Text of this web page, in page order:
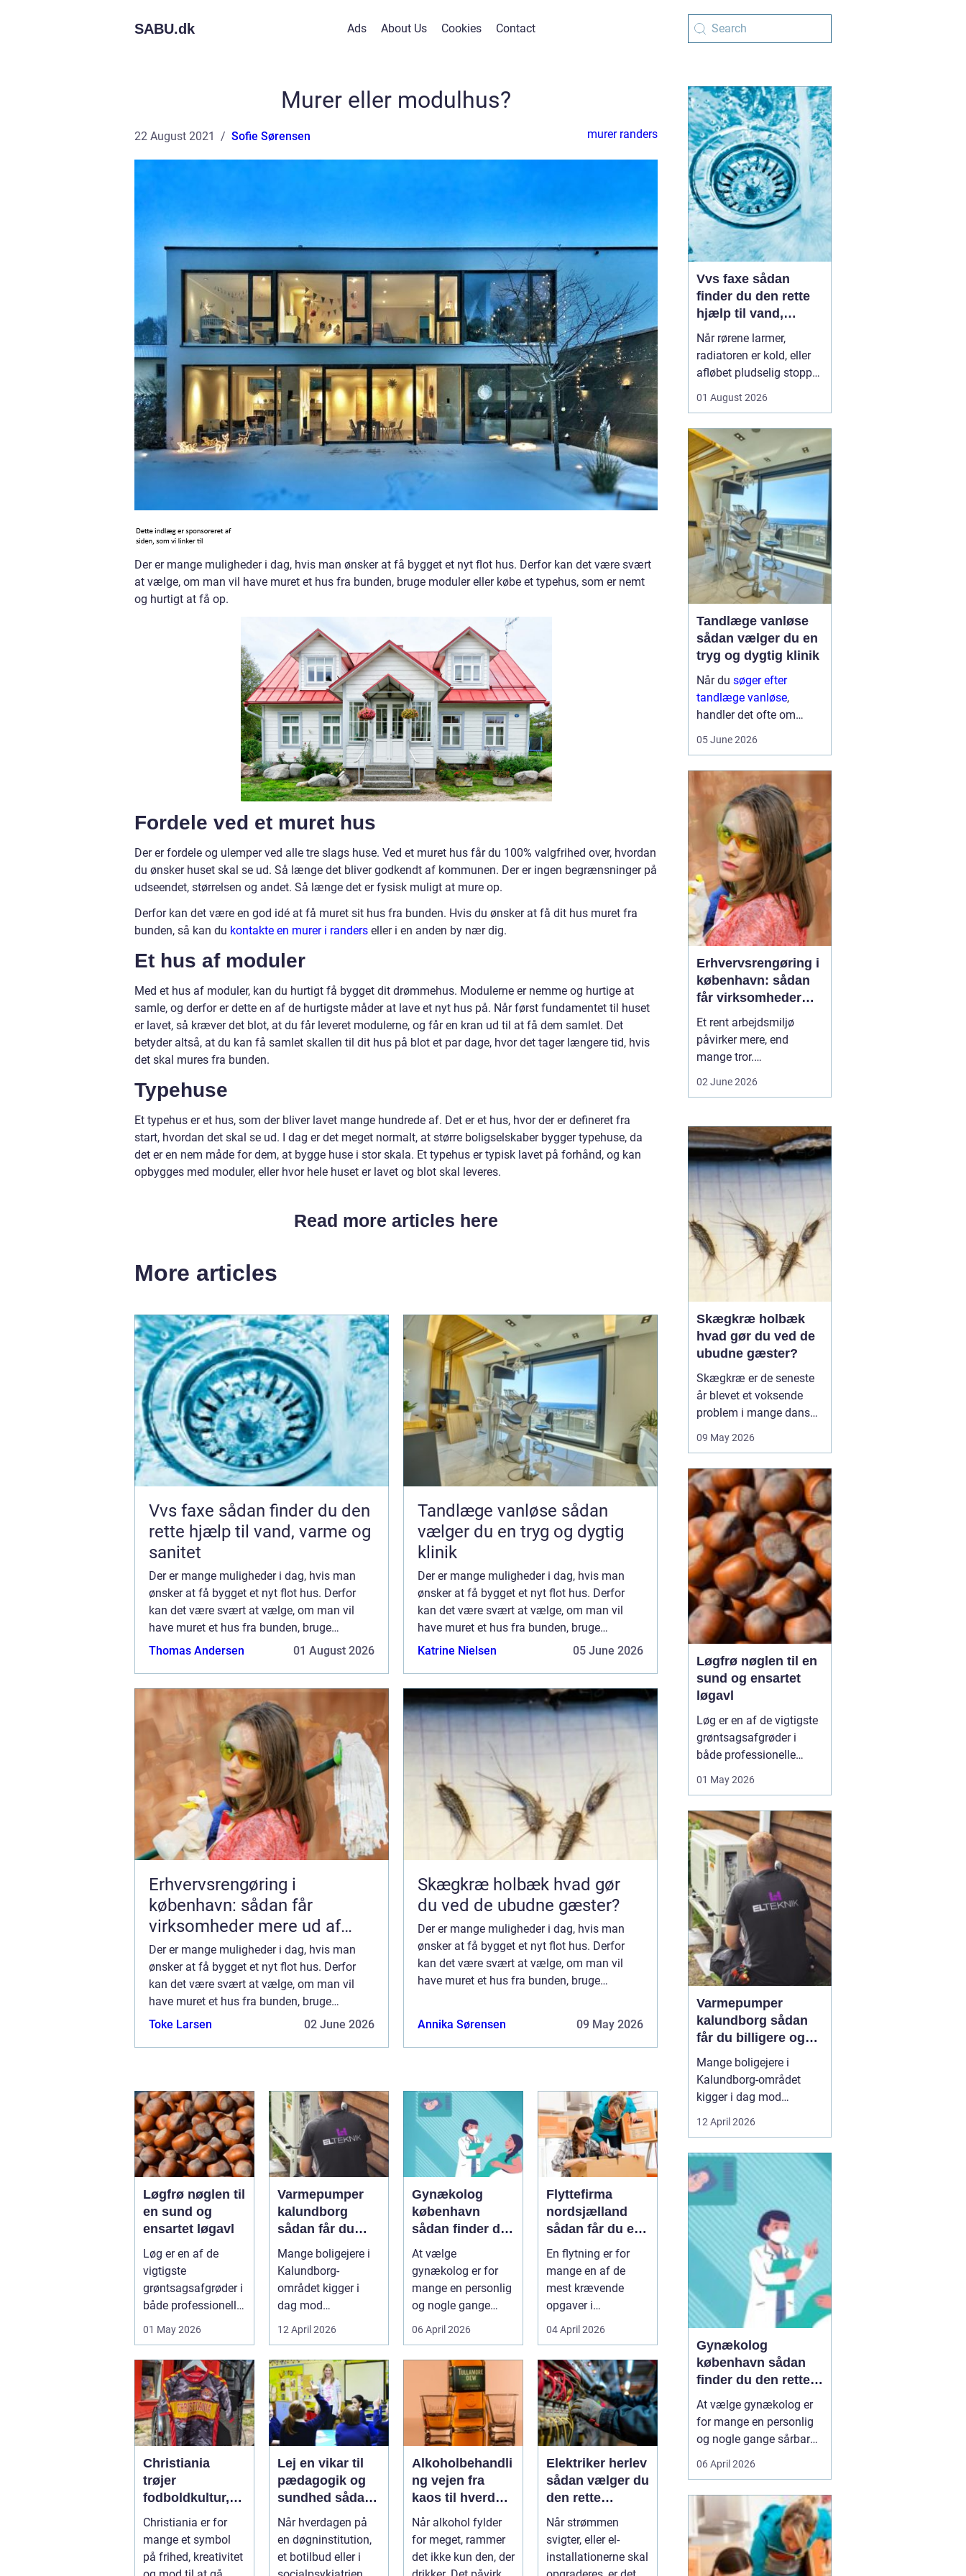
SABU.dk Ads About Us Cookies Contact
Murer eller modulhus?
22 August 2021 Sofie Sørensen murer randers
Der er mange muligheder i dag, hvis man ønsker at få bygget et nyt flot hus. Derfor kan det være svært
at vælge, om man vil have muret et hus fra bunden, bruge moduler eller købe et typehus, som er nemt
og hurtigt at få op.
Fordele ved et muret hus
Der er fordele og ulemper ved alle tre slags huse. Ved et muret hus får du 100% valgfrihed over, hvordan
du ønsker huset skal se ud. Så længe det bliver godkendt af kommunen. Der er ingen begrænsninger på
udseendet, størrelsen og andet. Så længe det er fysisk muligt at mure op.
Derfor kan det være en god idé at få muret sit hus fra bunden. Hvis du ønsker at få dit hus muret fra
bunden, så kan du kontakte en murer i randers eller i en anden by nær dig.
Et hus af moduler
Med et hus af moduler, kan du hurtigt få bygget dit drømmehus. Modulerne er nemme og hurtige at
samle, og derfor er dette en af de hurtigste måder at lave et nyt hus på. Når først fundamentet til huset
er lavet, så kræver det blot, at du får leveret modulerne, og får en kran ud til at få dem samlet. Det
betyder altså, at du kan få samlet skallen til dit hus på blot et par dage, hvor det tager længere tid, hvis
det skal mures fra bunden.
Typehuse
Et typehus er et hus, som der bliver lavet mange hundrede af. Det er et hus, hvor der er defineret fra
start, hvordan det skal se ud. I dag er det meget normalt, at større boligselskaber bygger typehuse, da
det er en nem måde for dem, at bygge huse i stor skala. Et typehus er typisk lavet på forhånd, og kan
opbygges med moduler, eller hvor hele huset er lavet og blot skal leveres.
Read more articles here
More articles
Vvs faxe sådan finder du den
rette hjælp til vand, varme og
sanitet
Der er mange muligheder i dag, hvis man
ønsker at få bygget et nyt flot hus. Derfor
kan det være svært at vælge, om man vil
have muret et hus fra bunden, bruge
moduler eller købe et typehus, som er nemt
Thomas Andersen 01 August 2026
Tandlæge vanløse sådan
vælger du en tryg og dygtig
klinik
Der er mange muligheder i dag, hvis man
ønsker at få bygget et nyt flot hus. Derfor
kan det være svært at vælge, om man vil
have muret et hus fra bunden, bruge
moduler eller købe et typehus, som er nemt
Katrine Nielsen 05 June 2026
Erhvervsrengøring i
københavn: sådan får
virksomheder mere ud af
hverdagen
Der er mange muligheder i dag, hvis man
ønsker at få bygget et nyt flot hus. Derfor
kan det være svært at vælge, om man vil
have muret et hus fra bunden, bruge
moduler eller købe et typehus, som er nemt
Toke Larsen 02 June 2026
Skægkræ holbæk hvad gør
du ved de ubudne gæster?
Der er mange muligheder i dag, hvis man
ønsker at få bygget et nyt flot hus. Derfor
kan det være svært at vælge, om man vil
have muret et hus fra bunden, bruge
Annika Sørensen 09 May 2026
Løgfrø nøglen til
en sund og
ensartet løgavl
Løg er en af de
vigtigste
grøntsagsafgrøder i
både professionelle
større
landbrugspro...
01 May 2026
Varmepumper
kalundborg
sådan får du
billigere og
mere
bæredygtig
varme
Mange boligejere i
Kalundborg-
området kigger i
dag mod
varmepumper som
en vej til lavere
varmeregnin...
12 April 2026
Gynækolog
københavn
sådan finder du
den rette
specialist
At vælge
gynækolog er for
mange en personlig
og nogle gange
sårbar beslutning.
Man skal både føle
si...
06 April 2026
Flyttefirma
nordsjælland
sådan får du en
tryg og effektiv
flytning
En flytning er for
mange en af de
mest krævende
opgaver i
hverdagen. Der er
meget at holde styr
på, ...
04 April 2026
Christiania
trøjer
fodboldkultur,
frihed og fanstil
Christiania er for
mange et symbol
på frihed, kreativitet
Lej en vikar til
pædagogik og
sundhed sådan
får du den rette
hjælp
Når hverdagen på
en døgninstitution,
et botilbud eller i
Alkoholbehandli
ng vejen fra
kaos til hverdag
med ro
Når alkohol fylder
for meget, rammer
det ikke kun den, der
Elektriker herlev
sådan vælger du
den rette
fagmand til dine
el-opgaver
Når strømmen
svigter, eller el-
installationerne skal
Vvs faxe sådan
finder du den rette
hjælp til vand,
varme og sanitet
Når rørene larmer,
radiatoren er kold, eller
afløbet pludselig stopper
hvor vigtig en
er i hverdagen. I Faxe og
omegn spiller de lokale
VVS-installatører en
central rolle for både
boligejere og virks...
01 August 2026
Tandlæge vanløse
sådan vælger du en
tryg og dygtig klinik
Når du søger efter
tandlæge vanløse,
handler det ofte om
du kan føle dig tryg, blive
taget alvorligt og få
grundig behandling ...
05 June 2026
Erhvervsrengøring i
københavn: sådan
får virksomheder
mere ud af
hverdagen
Et rent arbejdsmiljø
påvirker mere, end
mange tror.
virksomhedens
omdømme hænger tæt
sammen med, hvordan
kontorer, fællesarealer
og ejendomme bliver
holdt. Når vi taler om
erhvervsrengøring købe...
02 June 2026
Skægkræ holbæk
hvad gør du ved de
ubudne gæster?
Skægkræ er de seneste
år blevet et voksende
problem i mange danske
undtagelse. De små,
dukker ofte op i nye
boliger, renoverede
lejligheder og
parcelhuse, hvor de
langsomt breder sig fra
rum til rum. Mang...
09 May 2026
Løgfrø nøglen til en
sund og ensartet
løgavl
Løg er en af de vigtigste
grøntsagsafgrøder i
både professionelle
landbrugsproduktioner.
starter med kvaliteten af
Løgfrø, og små forskelle
i frøets sundhed,
sortsege...
01 May 2026
Varmepumper
kalundborg sådan
får du billigere og
mere bæredygtig
varme
Mange boligejere i
Kalundborg-området
kigger i dag mod
varmepumper som en
vej til lavere
behageligt indeklima.
Priserne på energi
svinger, kravene til CO2-
reduktion stiger, og
gamle elradiatorer, olie-
og pillefyr bliver både ...
12 April 2026
Gynækolog
københavn sådan
finder du den rette
specialist
At vælge gynækolog er
for mange en personlig
og nogle gange sårbar
beslutning. Man skal
både føle sig tryg, hørt
storby som København
kan det være svært at
danne sig overblik over
de mange muligheder,
06 April 2026